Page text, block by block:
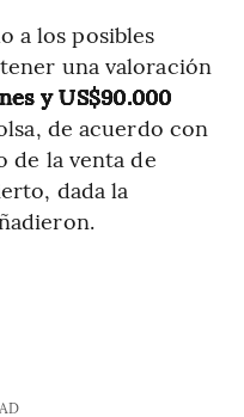
a los posibles
una valoración
y US$90.000
de acuerdo con
de la venta de
dada la